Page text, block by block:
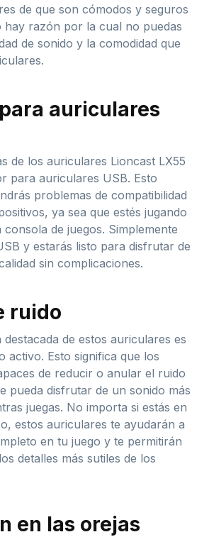
de que son cómodos y seguros
hay razón por la cual no puedas
de sonido y la comodidad que
auriculares
de los auriculares Lioncast LX55
para auriculares USB. Esto
problemas de compatibilidad
ya sea que estés jugando
de juegos. Simplemente
y estarás listo para disfrutar de
sin complicaciones.
ruido
de estos auriculares es
activo. Esto significa que los
de reducir o anular el ruido
pueda disfrutar de un sonido más
juegas. No importa si estás en
estos auriculares te ayudarán a
en tu juego y te permitirán
detalles más sutiles de los
en las orejas